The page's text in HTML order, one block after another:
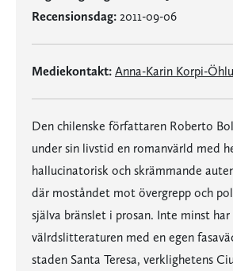
Recensionsdag: 2011-09-06
Mediekontakt: Anna-Karin Korpi-
Den chilenske författaren Roberto
under sin livstid en romanvärld med
hallucinatorisk och skrämmande
där moståndet mot övergrepp och
själva bränslet i prosan. Inte minst
välrdslitteraturen med en egen
staden Santa Teresa, verklighetens